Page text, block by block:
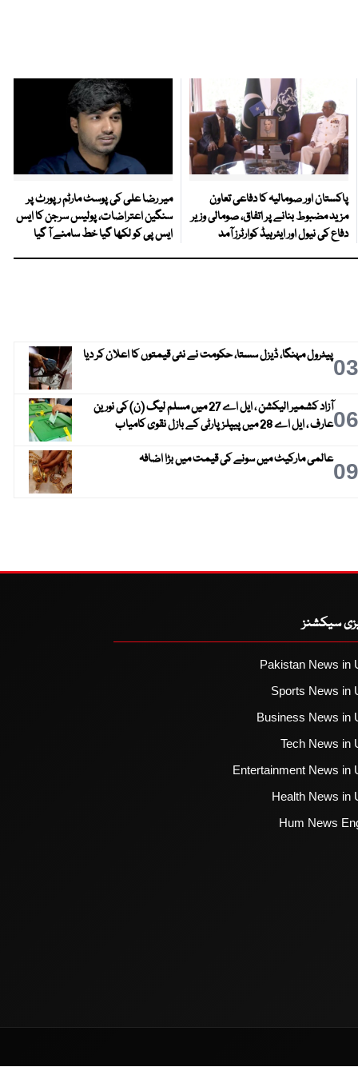
پاکستان اور صومالیہ کا دفاعی تعاون
مزید مضبوط بنانے پر اتفاق، صومالی وزیر
دفاع کی نیول اور ایئرہیڈ کوارٹرز آمد
میر رضا علی کی پوسٹ مارٹم رپورٹ پر
سنگین اعتراضات، پولیس سرجن کا ایس
ایس پی کو لکھا گیا خط سامنے آ گیا
03پیٹرول مہنگا، ڈیزل سستا، حکومت نے نئی قیمتوں کا اعلان کر دیا
06
آزاد کشمیر الیکشن ، ایل اے 27 میں مسلم لیگ (ن) کی نورین
عارف ، ایل اے 28 میں پیپلز پارٹی کے بازل نقوی کامیاب
09عالمی مارکیٹ میں سونے کی قیمت میں بڑا اضافہ
سیکشنز
Pakistan News in
Sports News in
Business News in
Tech News in
Entertainment News in
Health News in
Hum News